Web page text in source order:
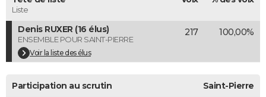
COPAINS D'AVANT
S'inscrire
Se connecter
Lycées
Collèges
Primaires
Universités
Entreprises
Service militaire
Avis de recherche
AVIS DE DÉCÈS
Bricolage
Television
Liste
Denis RUXER (16 élus)
ENSEMBLE POUR SAINT-PIERRE
Voir la liste des élus
217 100,00%
Participation au scrutin Saint-Pierre